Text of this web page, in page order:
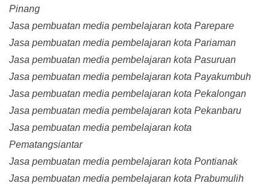
Pinang
Jasa pembuatan media pembelajaran kota Parepare
Jasa pembuatan media pembelajaran kota Pariaman
Jasa pembuatan media pembelajaran kota Pasuruan
Jasa pembuatan media pembelajaran kota Payakumbuh
Jasa pembuatan media pembelajaran kota Pekalongan
Jasa pembuatan media pembelajaran kota Pekanbaru
Jasa pembuatan media pembelajaran kota
Pematangsiantar
Jasa pembuatan media pembelajaran kota Pontianak
Jasa pembuatan media pembelajaran kota Prabumulih